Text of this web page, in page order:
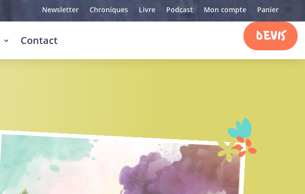
Newsletter Chroniques Livre Podcast Mon compte Panier
Contact DEVIS